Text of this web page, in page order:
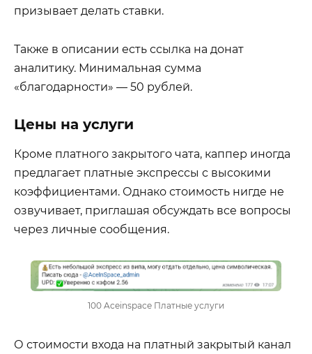
призывает делать ставки.
Также в описании есть ссылка на донат
аналитику. Минимальная сумма
«благодарности» — 50 рублей.
Цены на услуги
Кроме платного закрытого чата, каппер иногда
предлагает платные экспрессы с высокими
коэффициентами. Однако стоимость нигде не
озвучивает, приглашая обсуждать все вопросы
через личные сообщения.
100 Aceinspace Платные услуги
О стоимости входа на платный закрытый канал